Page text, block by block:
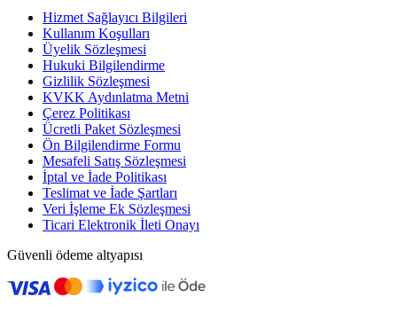
Hizmet Sağlayıcı Bilgileri
Kullanım Koşulları
Üyelik Sözleşmesi
Hukuki Bilgilendirme
Gizlilik Sözleşmesi
KVKK Aydınlatma Metni
Çerez Politikası
Ücretli Paket Sözleşmesi
Ön Bilgilendirme Formu
Mesafeli Satış Sözleşmesi
İptal ve İade Politikası
Teslimat ve İade Şartları
Veri İşleme Ek Sözleşmesi
Ticari Elektronik İleti Onayı
Güvenli ödeme altyapısı